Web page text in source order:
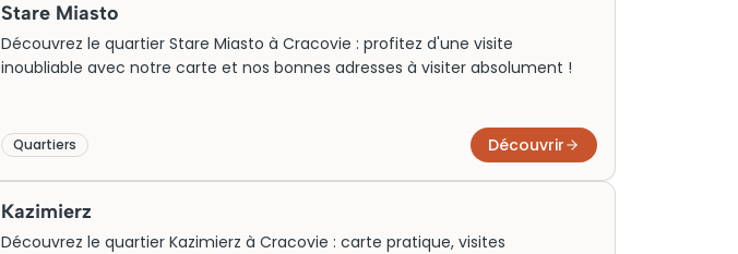
Stare Miasto
Découvrez le quartier Stare Miasto à Cracovie : profitez d'une visite
inoubliable avec notre carte et nos bonnes adresses à visiter absolument !
Quartiers Découvrir
Kazimierz
Découvrez le quartier Kazimierz à Cracovie : carte pratique, visites